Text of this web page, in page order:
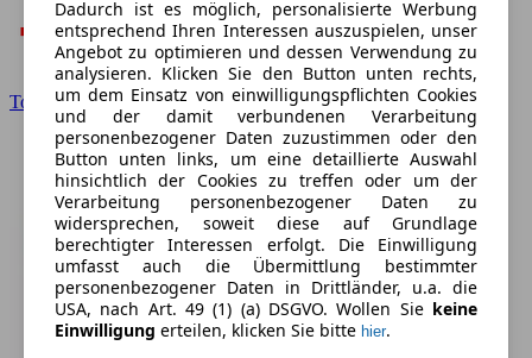
Toyota
Dadurch ist es möglich, personalisierte Werbung
entsprechend Ihren Interessen auszuspielen, unser
Angebot zu optimieren und dessen Verwendung zu
analysieren. Klicken Sie den Button unten rechts,
um dem Einsatz von einwilligungspflichten Cookies
und der damit verbundenen Verarbeitung
personenbezogener Daten zuzustimmen oder den
Button unten links, um eine detaillierte Auswahl
hinsichtlich der Cookies zu treffen oder um der
Verarbeitung personenbezogener Daten zu
widersprechen, soweit diese auf Grundlage
berechtigter Interessen erfolgt. Die Einwilligung
umfasst auch die Übermittlung bestimmter
personenbezogener Daten in Drittländer, u.a. die
USA, nach Art. 49 (1) (a) DSGVO. Wollen Sie keine
Einwilligung erteilen, klicken Sie bitte hier.